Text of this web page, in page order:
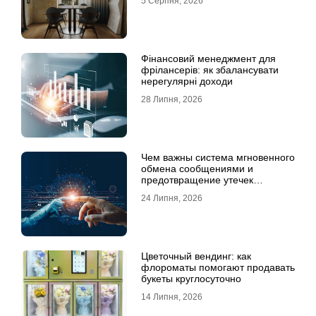
Фінансовий менеджмент для
фрілансерів: як збалансувати
нерегулярні доходи
28 Липня, 2026
Чем важны система мгновенного
обмена сообщениями и
предотвращение утечек
24 Липня, 2026
Цветочный вендинг: как
флороматы помогают продавать
букеты круглосуточно
14 Липня, 2026